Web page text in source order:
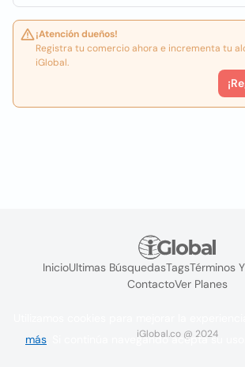
¡Atención dueños!
Registra tu comercio ahora e incrementa tu
iGlobal.
InicioUltimas BúsquedasTagsTérminos
ContactoVer Planes
iGlobal.co @ 2024
más . Si continúa navegando acepta su uso.